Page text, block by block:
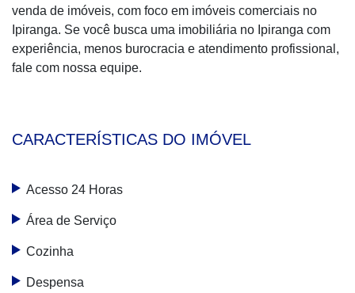
venda de imóveis, com foco em imóveis comerciais no
Ipiranga. Se você busca uma imobiliária no Ipiranga com
experiência, menos burocracia e atendimento profissional,
fale com nossa equipe.
CARACTERÍSTICAS DO IMÓVEL
Acesso 24 Horas
Área de Serviço
Cozinha
Despensa